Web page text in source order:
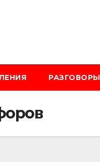
РАЗГОВОРЫ